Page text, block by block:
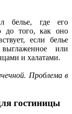
белье, где его
до того, как оно
если белье
или
и халатами.
Проблема в
гостиницы